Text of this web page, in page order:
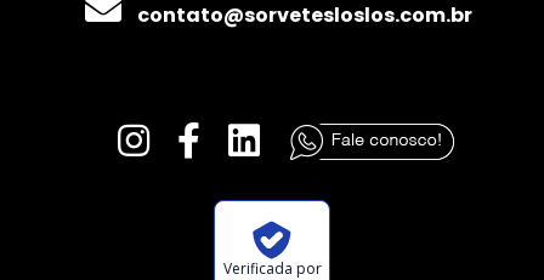
contato@sorvetesloslos.com.br
Verificada por